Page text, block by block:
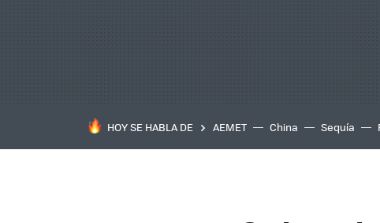
HOY SE HABLA DE AEMET China Sequía